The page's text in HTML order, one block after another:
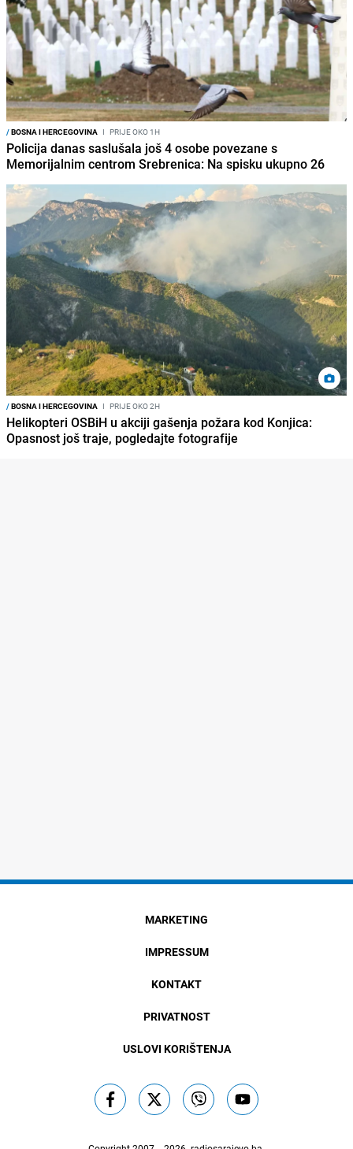
/BOSNA I HERCEGOVINA I PRIJE OKO 1H
Policija danas saslušala još 4 osobe povezane s
Memorijalnim centrom Srebrenica: Na spisku ukupno 26
/BOSNA I HERCEGOVINA I PRIJE OKO 2H
Helikopteri OSBiH u akciji gašenja požara kod Konjica:
Opasnost još traje, pogledajte fotografije
MARKETING
IMPRESSUM
KONTAKT
PRIVATNOST
USLOVI KORIŠTENJA